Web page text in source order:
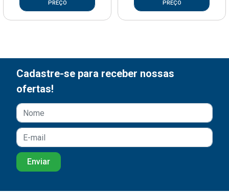
PREÇO
PREÇO
Cadastre-se para receber nossas
ofertas!